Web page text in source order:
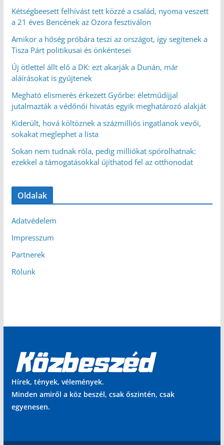
Kétségbeesett felhívást tett közzé a család, nyoma veszett
a 21 éves Bencének az Ozora fesztiválon
Amikor a hőség próbára teszi az országot, így segítenek a
Tisza Párt politikusai és önkéntesei
Új ötlettel állt elő a DK: ezt akarják a Dunán, már
aláírásokat is gyűjtenek
Megható elismerés érkezett Győrbe: életműdíjjal
jutalmazták a védőnői hivatás egyik meghatározó alakját
Kiderült, hová költöznek a százmilliós ingatlanok vevői,
sokakat meglephet a lista
Sokan nem tudnak róla, pedig milliókat spórolhatnak:
ezekkel a támogatásokkal újíthatod fel az otthonodat
Oldalak
Adatvédelem
Impresszum
Partnerek
Rólunk
Hírek, tények, vélemények.
Minden amiről a köz beszél, csak őszintén, csak
egyenesen.